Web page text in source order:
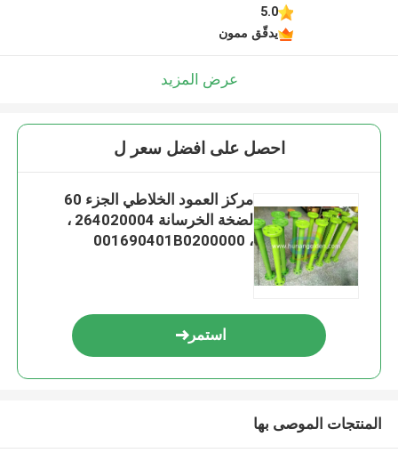
5.0
يدقّق ممون
عرض المزيد
احصل على افضل سعر ل
مركز العمود الخلاطي الجزء 60
لضخة الخرسانة 264020004 ،
001690401B0200000 ،
استمر
المنتجات الموصى بها